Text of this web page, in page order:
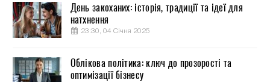
День закоханих: історія, традиції та ідеї для
натхнення
23:30, 04 Січня 2025
Облікова політика: ключ до прозорості та
оптимізації бізнесу